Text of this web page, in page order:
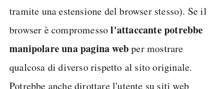
tramite una estensione del browser stesso). Se il
browser è compromessol'attaccante potrebbe
manipolare una pagina webper mostrare
qualcosa di diverso rispetto al sito originale.
Potrebbe anche dirottare l'utente su siti web